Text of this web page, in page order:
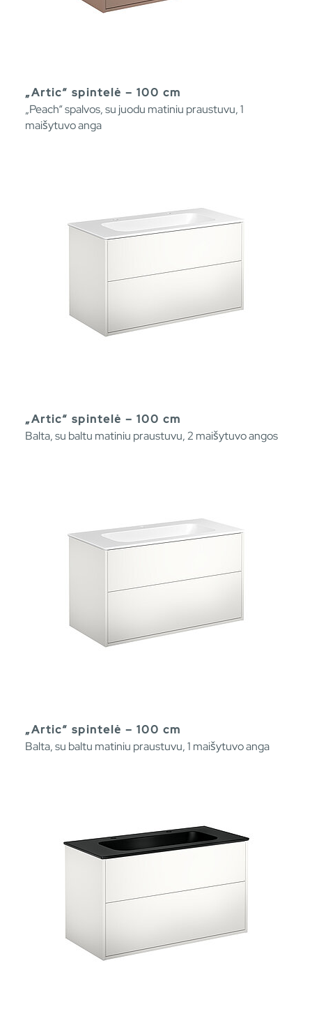
„Artic“ spintelė – 100 cm
„Peach“ spalvos, su juodu matiniu praustuvu, 1
maišytuvo anga
„Artic“ spintelė – 100 cm
Balta, su baltu matiniu praustuvu, 2 maišytuvo angos
„Artic“ spintelė – 100 cm
Balta, su baltu matiniu praustuvu, 1 maišytuvo anga